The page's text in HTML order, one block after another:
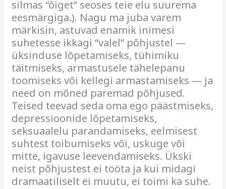
silmas “õiget” seoses teie elu suurema
eesmärgiga.). Nagu ma juba varem
märkisin, astuvad enamik inimesi
suhetesse ikkagi “valel” põhjustel —
üksinduse lõpetamiseks, tühimiku
täitmiseks, armastusele tähelepanu
toomiseks või kellegi armastamiseks — ja
need on mõned paremad põhjused.
Teised teevad seda oma ego päästmiseks,
depressioonide lõpetamiseks,
seksuaalelu parandamiseks, eelmisest
suhtest toibumiseks või, uskuge või
mitte, igavuse leevendamiseks. Ükski
neist põhjustest ei tööta ja kui midagi
dramaatiliselt ei muutu, ei toimi ka suhe.